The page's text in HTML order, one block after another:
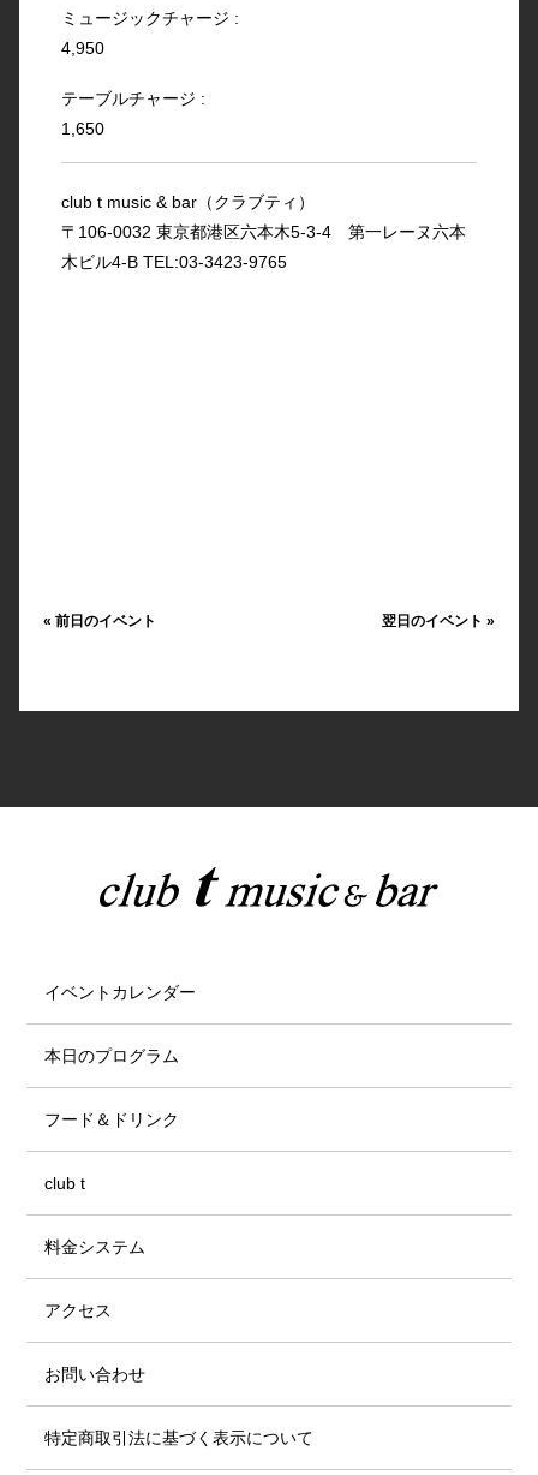
ミュージックチャージ :
4,950
テーブルチャージ :
1,650
club t music & bar（クラブティ）
〒106-0032 東京都港区六本木5-3-4 第一レーヌ六本
木ビル4-B TEL:03-3423-9765
« 前日のイベント 翌日のイベント»
イベントカレンダー
本日のプログラム
フード＆ドリンク
club t
料金システム
アクセス
お問い合わせ
特定商取引法に基づく表示について